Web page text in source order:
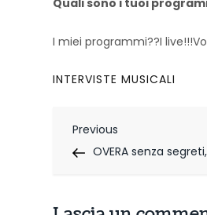
Quali sono i tuoi
I miei programmi??I
INTERVISTE MUSICALI
N
a
Previous
Post
Previous
OVERA senza